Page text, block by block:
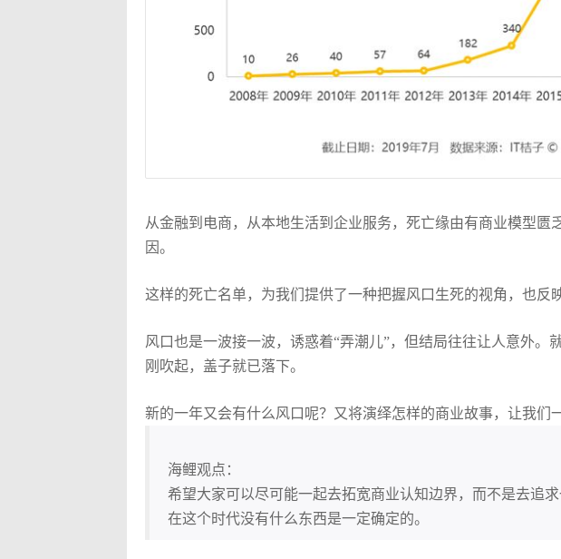
从金融到电商，从本地生活到企业服务，死亡缘由有商业模型匮
因。
这样的死亡名单，为我们提供了一种把握风口生死的视角，也反
风口也是一波接一波，诱惑着“弄潮儿”，但结局往往让人意外。
刚吹起，盖子就已落下。
新的一年又会有什么风口呢？又将演绎怎样的商业故事，让我们
海鲤观点：
希望大家可以尽可能一起去拓宽商业认知边界，而不是去追
在这个时代没有什么东西是一定确定的。